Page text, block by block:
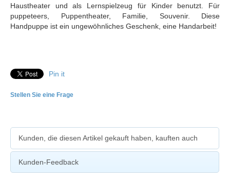
Haustheater und als Lernspielzeug für Kinder benutzt. Für
puppeteers, Puppentheater, Familie, Souvenir. Diese
Handpuppe ist ein ungewöhnliches Geschenk, eine Handarbeit!
Pin it
Stellen Sie eine Frage
Kunden, die diesen Artikel gekauft haben, kauften auch
Kunden-Feedback